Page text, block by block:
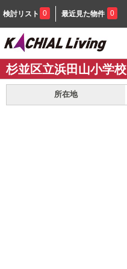
検討リスト 0 最近見た物件 0
杉並区立浜田山小学校
所在地